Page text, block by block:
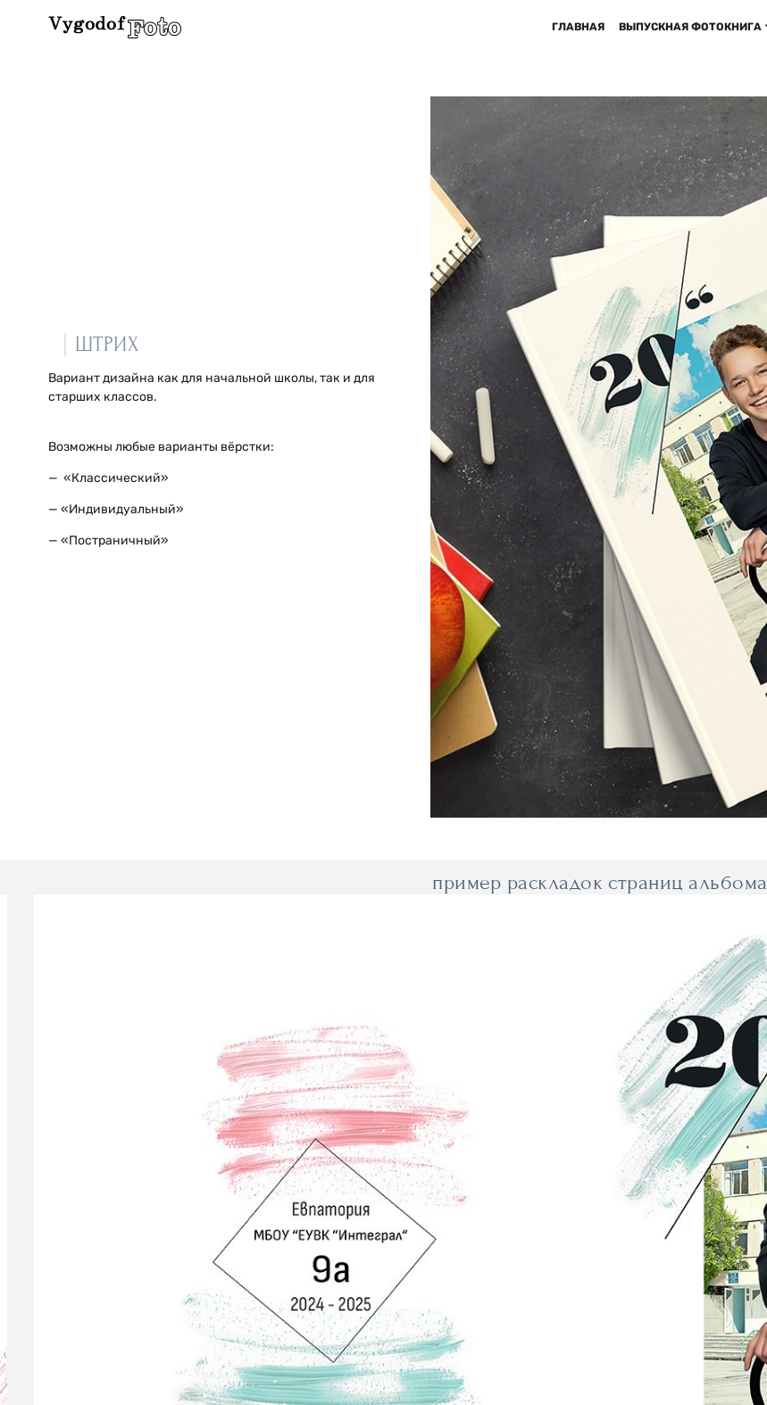
ГЛАВНАЯ ВЫПУСКНАЯ ФОТОКНИГА
ШТРИХ
Вариант дизайна как для начальной школы, так и для
старших классов.
Возможны любые варианты вёрстки:
— «Классический»
— «Индивидуальный»
— «Постраничный»
пример раскладок страниц альбома